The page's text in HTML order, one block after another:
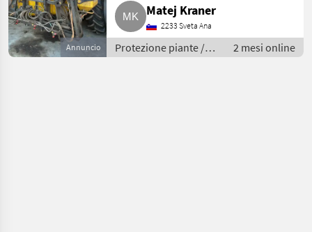
Annuncio
Matej Kraner
2233 Sveta Ana
Protezione piante /
Polverizzatori
2 mesi online